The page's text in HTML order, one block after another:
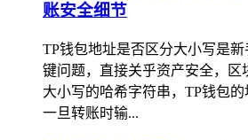
账安全细节
TP钱包地址是否区分大小写是
键问题，直接关乎资产安全，区
大小写的哈希字符串，TP钱包的
一旦转账时输...